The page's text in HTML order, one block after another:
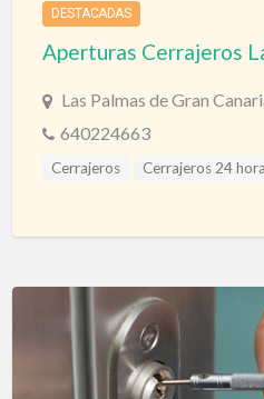
DESTACADAS
Aperturas Cerrajeros
Las Palmas de Gran
640224663
Cerrajeros Cerrajeros 24